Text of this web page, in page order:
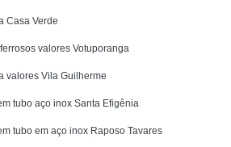
Casa Verde
valores Votuporanga
valores Vila Guilherme
tubo aço inox Santa Efigênia
tubo em aço inox Raposo Tavares